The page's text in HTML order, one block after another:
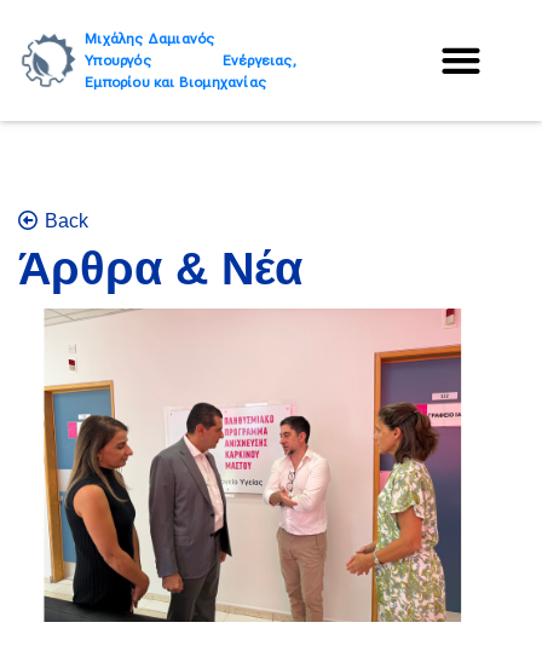
Μιχάλης Δαμιανός
Υπουργός Ενέργειας,
Εμπορίου και Βιομηχανίας
Back
Άρθρα & Νέα